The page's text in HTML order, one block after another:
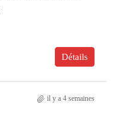
Détails
il y a 4 semaines